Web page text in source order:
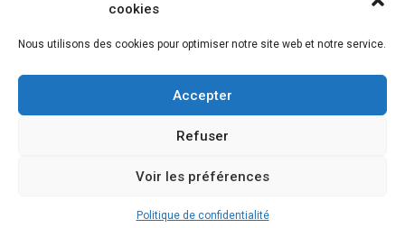
cookies
Nous utilisons des cookies pour optimiser notre site web et notre service.
Accepter
Refuser
Voir les préférences
Politique de confidentialité
© 2026 CULTURE 70 -Mentions légales-